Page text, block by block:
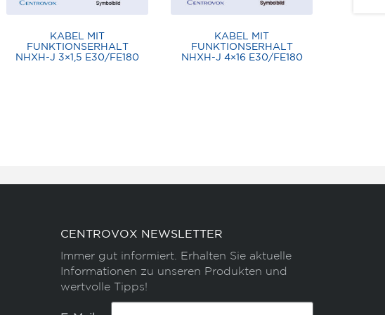
KABEL MIT
FUNKTIONSERHALT
NHXH-J 3×1,5 E30/FE180
KABEL MIT
FUNKTIONSERHALT
NHXH-J 4×16 E30/FE180
CENTROVOX NEWSLETTER
Immer gut informiert. Erhalten Sie aktuelle
Informationen zu unseren Produkten und
wertvolle Tipps!